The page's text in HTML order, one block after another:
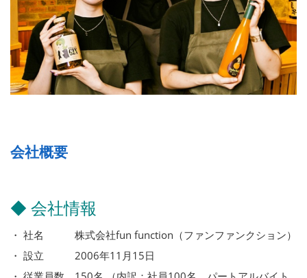
会社概要
◆ 会社情報
・ 社名 株式会社fun function（ファンファンクション）
・ 設立 2006年11月15日